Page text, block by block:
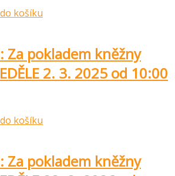
košíku
Za pokladem kněžny
2. 3. 2025 od 10:00
košíku
Za pokladem kněžny